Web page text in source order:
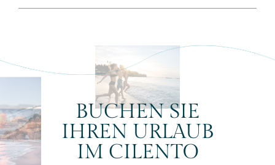
BUCHEN SIE
IHREN URLAUB
IM CILENTO